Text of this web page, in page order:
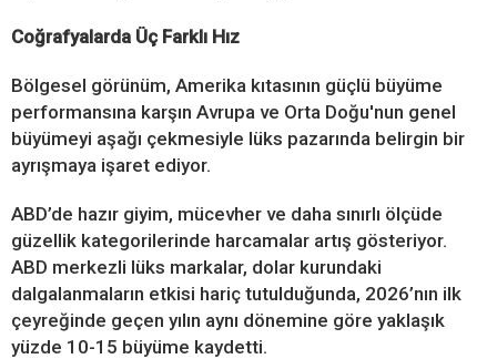
Coğrafyalarda Üç Farklı Hız
Bölgesel görünüm, Amerika kıtasının güçlü büyüme
performansına karşın Avrupa ve Orta Doğu'nun genel
büyümeyi aşağı çekmesiyle lüks pazarında belirgin bir
ayrışmaya işaret ediyor.
ABD’de hazır giyim, mücevher ve daha sınırlı ölçüde
güzellik kategorilerinde harcamalar artış gösteriyor.
ABD merkezli lüks markalar, dolar kurundaki
dalgalanmaların etkisi hariç tutulduğunda, 2026’nın ilk
çeyreğinde geçen yılın aynı dönemine göre yaklaşık
yüzde 10-15 büyüme kaydetti.